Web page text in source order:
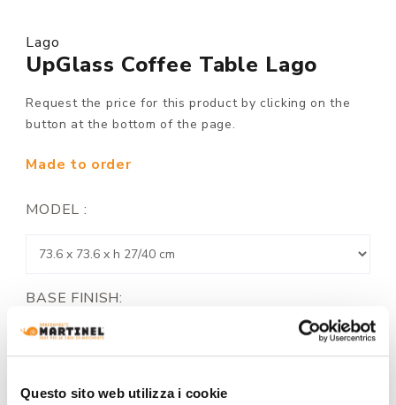
Questo sito web utilizza i cookie
Lago
UpGlass Coffee Table Lago
Request the price for this product by clicking on the
button at the bottom of the page.
Made to order
MODEL :
BASE FINISH: